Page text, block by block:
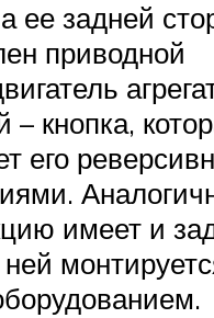
ее задней
приводной
– кнопка,
его
имеет и